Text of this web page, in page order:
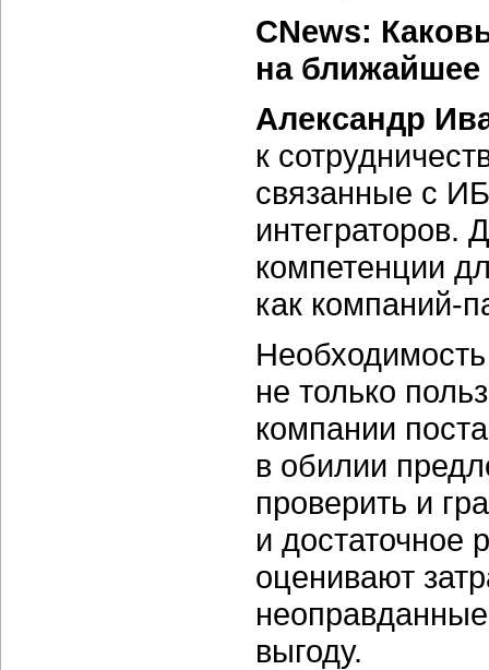
CNews:
на
Александр
к
связанные с
интеграторов.
компетенции
как компаний-
Необходимость
не только
компании
в обилии
проверить и
и достаточное
оценивают
выгоду.